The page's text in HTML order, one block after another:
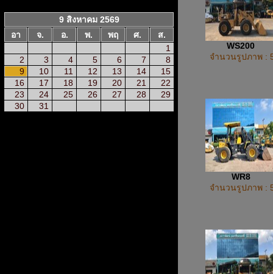
9 สิงหาคม 2569
อา
จ. อ. พ. พฤ ศ.
ส.
1
2
3 4 5 6 7
8
9
10 11 12 13 14
15
16
17 18 19 20 21
22
23
24 25 26 27 28
29
30
31
WS200
จำนวนรูปภาพ :
WR8
จำนวนรูปภาพ :